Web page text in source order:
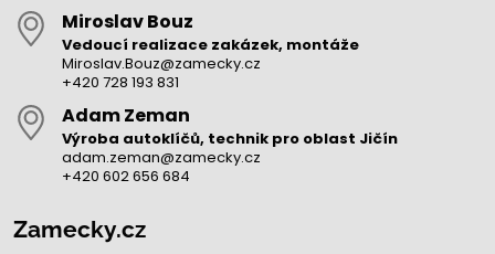
Miroslav Bouz
Vedoucí realizace zakázek, montáže
Miroslav.Bouz@zamecky.cz
+420 728 193 831
Adam Zeman
Výroba autoklíčů, technik pro oblast Jičín
adam.zeman@zamecky.cz
+420 602 656 684
Zamecky.cz